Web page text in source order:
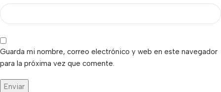
Guarda mi nombre, correo electrónico y web en este navegador
para la próxima vez que comente.